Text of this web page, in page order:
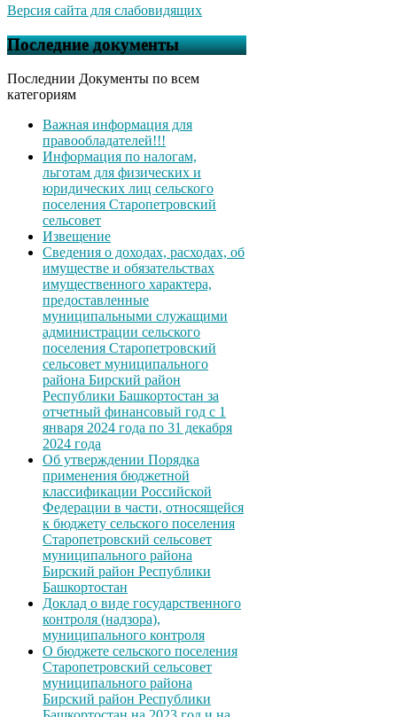
Версия сайта для слабовидящих
Последние документы
Последнии Документы по всем
категориям
Важная информация для
правообладателей!!!
Информация по налогам,
льготам для физических и
юридических лиц сельского
поселения Старопетровский
сельсовет
Извещение
Сведения о доходах, расходах, об
имуществе и обязательствах
имущественного характера,
предоставленные
муниципальными служащими
администрации сельского
поселения Старопетровский
сельсовет муниципального
района Бирский район
Республики Башкортостан за
отчетный финансовый год с 1
января 2024 года по 31 декабря
2024 года
Об утверждении Порядка
применения бюджетной
классификации Российской
Федерации в части, относящейся
к бюджету сельского поселения
Старопетровский сельсовет
муниципального района
Бирский район Республики
Башкортостан
Доклад о виде государственного
контроля (надзора),
муниципального контроля
О бюджете сельского поселения
Старопетровский сельсовет
муниципального района
Бирский район Республики